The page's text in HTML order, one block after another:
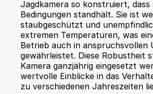
Jagdkamera so konstruiert,
Bedingungen standhält. Sie ist
staubgeschützt und
extremen Temperaturen, was
Betrieb auch in anspruchsvollen
gewährleistet. Diese Robustheit
Kamera ganzjährig eingesetzt
wertvolle Einblicke in das
zu verschiedenen Jahreszeiten